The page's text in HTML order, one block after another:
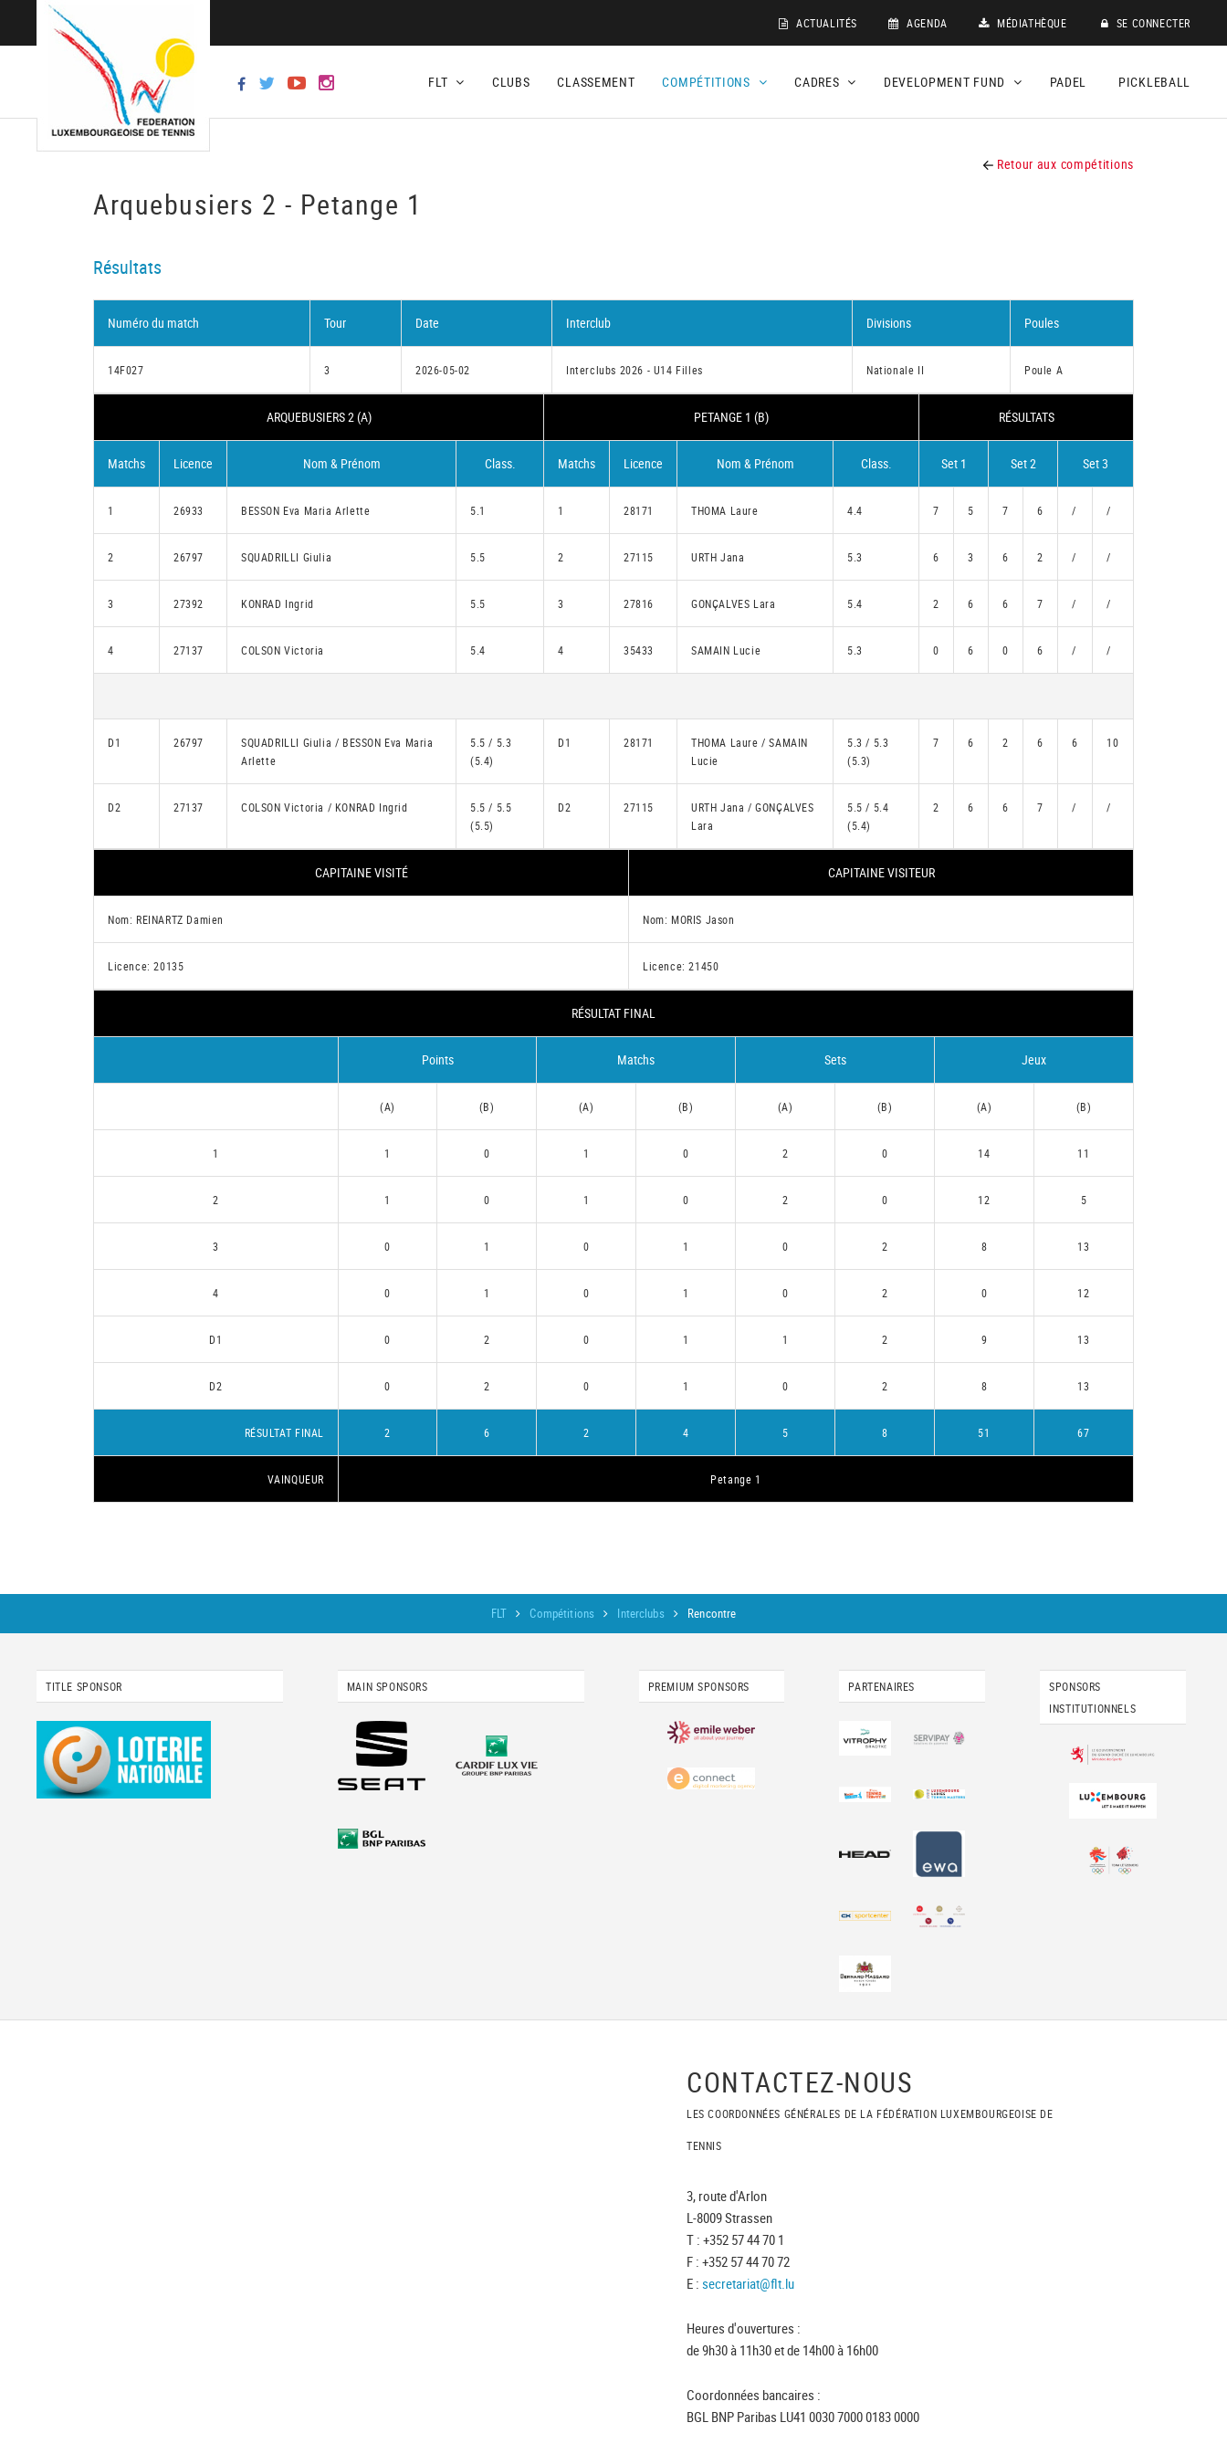
ACTUALITÉS AGENDA MÉDIATHÈQUE SE CONNECTER
FLT CLUBS CLASSEMENT COMPÉTITIONS CADRES DEVELOPMENT FUND PADEL PICKLEBALL
Retour aux compétitions
Arquebusiers 2 - Petange 1
Résultats
Numéro du match Tour Date Interclub Divisions Poules
14F027 3 2026-05-02 Interclubs 2026 - U14 Filles Nationale II Poule A
ARQUEBUSIERS 2 (A) PETANGE 1 (B) RÉSULTATS
Matchs Licence Nom & Prénom Class. Matchs Licence Nom & Prénom Class. Set 1 Set 2 Set 3
1 26933 BESSON Eva Maria Arlette 5.1 1 28171 THOMA Laure 4.4 7 5 7 6 / /
2 26797 SQUADRILLI Giulia 5.5 2 27115 URTH Jana 5.3 6 3 6 2 / /
3 27392 KONRAD Ingrid 5.5 3 27816 GONÇALVES Lara 5.4 2 6 6 7 / /
4 27137 COLSON Victoria 5.4 4 35433 SAMAIN Lucie 5.3 0 6 0 6 / /
D1 26797
SQUADRILLI Giulia / BESSON Eva Maria
Arlette
5.5 / 5.3
(5.4)
D1 28171
THOMA Laure / SAMAIN
Lucie
5.3 / 5.3
(5.3)
7 6 2 6 6 10
D2 27137 COLSON Victoria / KONRAD Ingrid
5.5 / 5.5
(5.5)
D2 27115
URTH Jana / GONÇALVES
Lara
5.5 / 5.4
(5.4)
2 6 6 7 / /
CAPITAINE VISITÉ CAPITAINE VISITEUR
Nom: REINARTZ Damien Nom: MORIS Jason
Licence: 20135 Licence: 21450
RÉSULTAT FINAL
Points Matchs Sets Jeux
(A) (B) (A) (B) (A) (B) (A) (B)
1 1 0 1 0 2 0 14 11
2 1 0 1 0 2 0 12 5
3 0 1 0 1 0 2 8 13
4 0 1 0 1 0 2 0 12
D1 0 2 0 1 1 2 9 13
D2 0 2 0 1 0 2 8 13
RÉSULTAT FINAL 2 6 2 4 5 8 51 67
VAINQUEUR Petange 1
FLT Compétitions Interclubs Rencontre
TITLE SPONSOR MAIN SPONSORS PREMIUM SPONSORS PARTENAIRES
SPONSORS
INSTITUTIONNELS
CONTACTEZ-NOUS
LES COORDONNÉES GÉNÉRALES DE LA FÉDÉRATION LUXEMBOURGEOISE DE
TENNIS
3, route d'Arlon
L-8009 Strassen
T : +352 57 44 70 1
F : +352 57 44 70 72
E : secretariat@flt.lu
Heures d'ouvertures :
de 9h30 à 11h30 et de 14h00 à 16h00
Coordonnées bancaires :
BGL BNP Paribas LU41 0030 7000 0183 0000